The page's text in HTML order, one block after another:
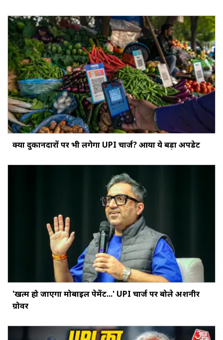
क्‍या दुकानदारों पर भी लगेगा UPI चार्ज? आया ये बड़ा अपडेट
'खत्‍म हो जाएगा मोबाइल पेमेंट...' UPI चार्ज पर बोले अशनीर
ग्रोवर